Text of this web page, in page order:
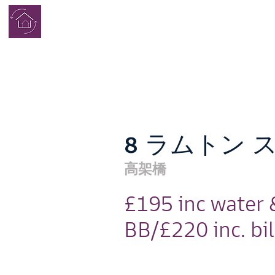
8 ラムトン
高架橋
£195 inc water
BB/£220 inc.